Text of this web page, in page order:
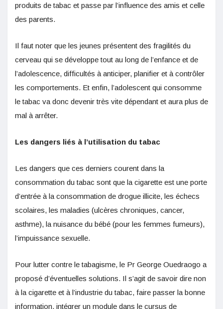
produits de tabac et passe par l’influence des amis et celle
des parents.
Il faut noter que les jeunes présentent des fragilités du
cerveau qui se développe tout au long de l’enfance et de
l’adolescence, difficultés à anticiper, planifier et à contrôler
les comportements. Et enfin, l’adolescent qui consomme
le tabac va donc devenir très vite dépendant et aura plus de
mal à arrêter.
Les dangers liés à l’utilisation du tabac
Les dangers que ces derniers courent dans la
consommation du tabac sont que la cigarette est une porte
d’entrée à la consommation de drogue illicite, les échecs
scolaires, les maladies (ulcères chroniques, cancer,
asthme), la nuisance du bébé (pour les femmes fumeurs),
l’impuissance sexuelle.
Pour lutter contre le tabagisme, le Pr George Ouedraogo a
proposé d’éventuelles solutions. Il s’agit de savoir dire non
à la cigarette et à l’industrie du tabac, faire passer la bonne
information, intégrer un module dans le cursus de